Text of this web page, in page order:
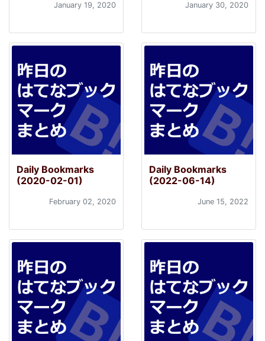
January 19, 2020 January 30, 2020
Daily Bookmarks
(2020-02-01)
February 02, 2020
Daily Bookmarks
(2022-06-14)
June 15, 2022